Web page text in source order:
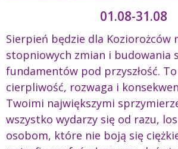
01.08-31.08
Sierpień będzie dla Koziorożców
stopniowych zmian i budowania
fundamentów pod przyszłość.
cierpliwość, rozwaga i
Twoimi największymi
wszystko wydarzy się od razu,
osobom, które nie boją się